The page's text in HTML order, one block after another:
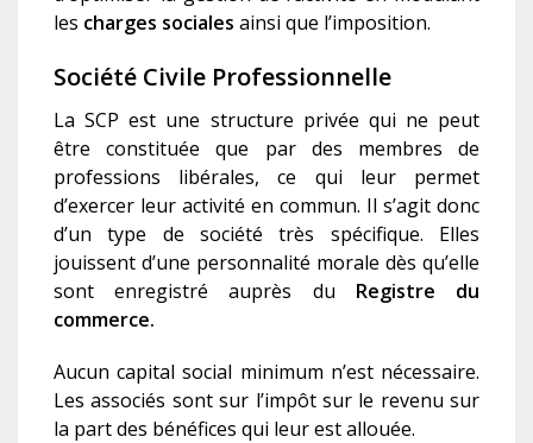
les charges sociales ainsi que l’imposition.
Société Civile Professionnelle
La SCP est une structure privée qui ne peut
être constituée que par des membres de
professions libérales, ce qui leur permet
d’exercer leur activité en commun. Il s’agit donc
d’un type de société très spécifique. Elles
jouissent d’une personnalité morale dès qu’elle
sont enregistré auprès du Registre du
commerce.
Aucun capital social minimum n’est nécessaire.
Les associés sont sur l’impôt sur le revenu sur
la part des bénéfices qui leur est allouée.